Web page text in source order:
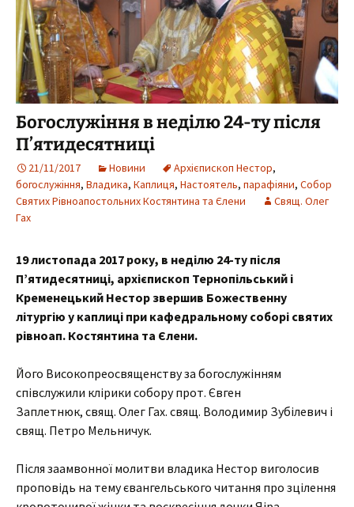
Богослужіння в неділю 24-ту після
П’ятидесятниці
21/11/2017 Новини Архієпископ Нестор,
богослужіння, Владика, Каплиця, Настоятель, парафіяни, Собор
Святих Рівноапостольних Костянтина та Єлени
Свящ. Олег
Гах
19 листопада 2017 року, в неділю 24-ту після
П’ятидесятниці, архієпископ Тернопільський і
Кременецький Нестор звершив Божественну
літургію у каплиці при кафедральному соборі святих
рівноап. Костянтина та Єлени.
Його Високопреосвященству за богослужінням
співслужили клірики собору прот. Євген
Заплетнюк, свящ. Олег Гах. свящ. Володимир Зубілевич і
свящ. Петро Мельничук.
Після заамвонної молитви владика Нестор виголосив
проповідь на тему євангельського читання про зцілення